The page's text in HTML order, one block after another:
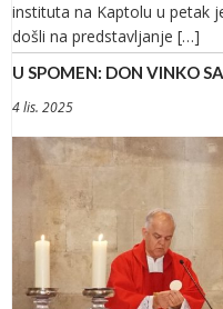
instituta na Kaptolu u petak
došli na predstavljanje […]
U SPOMEN: DON VINKO
4 lis. 2025